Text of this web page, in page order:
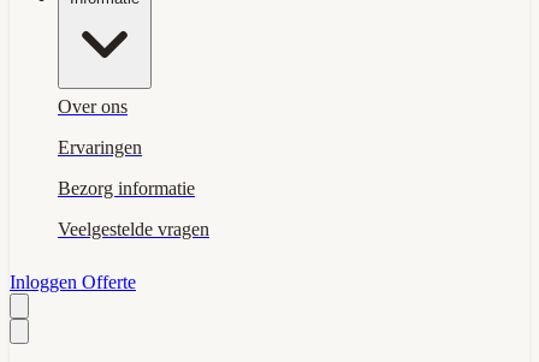
Over ons
Ervaringen
Bezorg informatie
Veelgestelde vragen
Inloggen Offerte